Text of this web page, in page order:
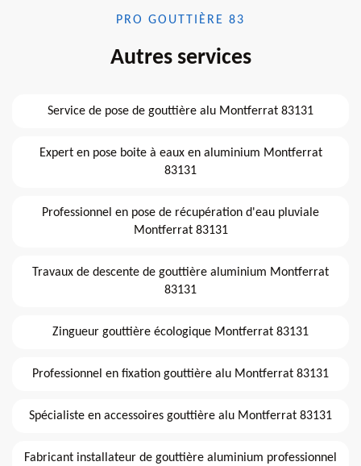
PRO GOUTTIÈRE 83
Autres services
Service de pose de gouttière alu Montferrat 83131
Expert en pose boite à eaux en aluminium Montferrat
83131
Professionnel en pose de récupération d'eau pluviale
Montferrat 83131
Travaux de descente de gouttière aluminium Montferrat
83131
Zingueur gouttière écologique Montferrat 83131
Professionnel en fixation gouttière alu Montferrat 83131
Spécialiste en accessoires gouttière alu Montferrat 83131
Fabricant installateur de gouttière aluminium professionnel